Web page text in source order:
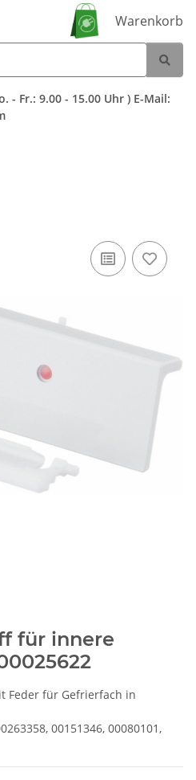
Warenkorb
- Fr.: 9.00 - 15.00 Uhr ) E-Mail:
für innere
Feder für Gefrierfach in
00151346, 00080101,